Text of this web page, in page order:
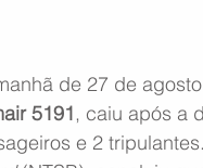
de 27 de
5191, caiu após a
e 2